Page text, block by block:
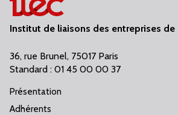
Institut de liaisons des entreprises
36, rue Brunel, 75017 Paris
Standard : 01 45 00 00 37
Présentation
Adhérents